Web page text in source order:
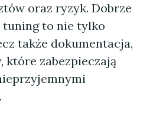
oraz ryzyk. Dobrze
to nie tylko
także dokumentacja,
które zabezpieczają